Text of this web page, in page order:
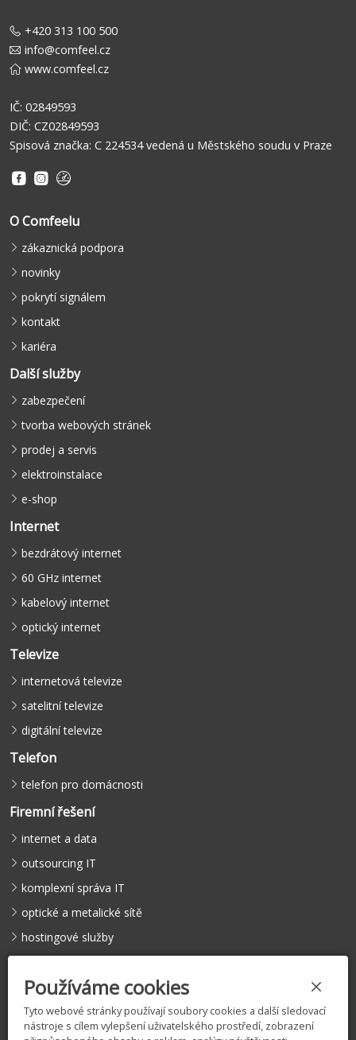
+420 313 100 500
info@comfeel.cz
www.comfeel.cz
IČ: 02849593
DIČ: CZ02849593
Spisová značka: C 224534 vedená u Městského soudu v Praze
O Comfeelu
zákaznická podpora
novinky
pokrytí signálem
kontakt
kariéra
Další služby
zabezpečení
tvorba webových stránek
prodej a servis
elektroinstalace
e-shop
Internet
bezdrátový internet
60 GHz internet
kabelový internet
optický internet
Televize
internetová televize
satelitní televize
digitální televize
Telefon
telefon pro domácnosti
Firemní řešení
internet a data
outsourcing IT
komplexní správa IT
optické a metalické sítě
hostingové služby
©COMFEEL s.r.o., 2005 – 2026 |Licence|Vyjádření k existenci
Používáme cookies
Tyto webové stránky používají soubory cookies a další sledovací
nástroje s cílem vylepšení uživatelského prostředí, zobrazení